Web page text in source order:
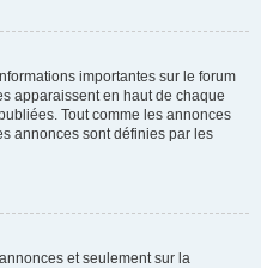
importantes sur le forum
apparaissent en haut de chaque
Tout comme les annonces
annonces sont définies par les
et seulement sur la